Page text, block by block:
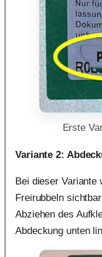
Erste
Variante 2:
Bei dieser Variante
Freirubbeln
Abziehen des
Abdeckung unten